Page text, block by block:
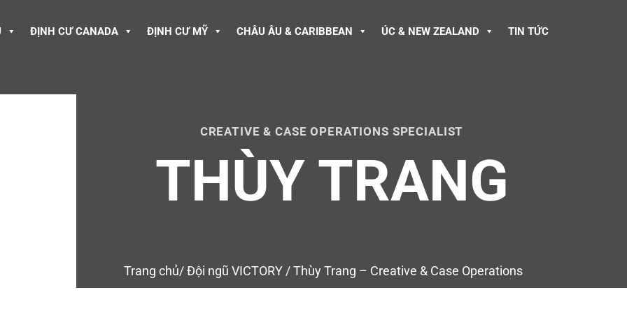
ĐỊNH CƯ CANADA ĐỊNH CƯ MỸ CHÂU ÂU & CARIBBEAN ÚC & NEW ZEALAND TIN TỨC
CREATIVE & CASE OPERATIONS SPECIALIST
THÙY TRANG
Trang chủ/Đội ngũ VICTORY/Thùy Trang – Creative & Case Operations